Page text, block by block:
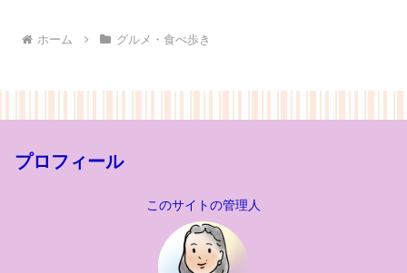
ホーム グルメ・食べ歩き
プロフィール
このサイトの管理人